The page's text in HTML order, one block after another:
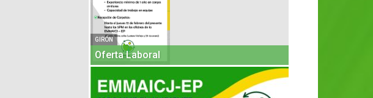
GIRÓN
Oferta Laboral